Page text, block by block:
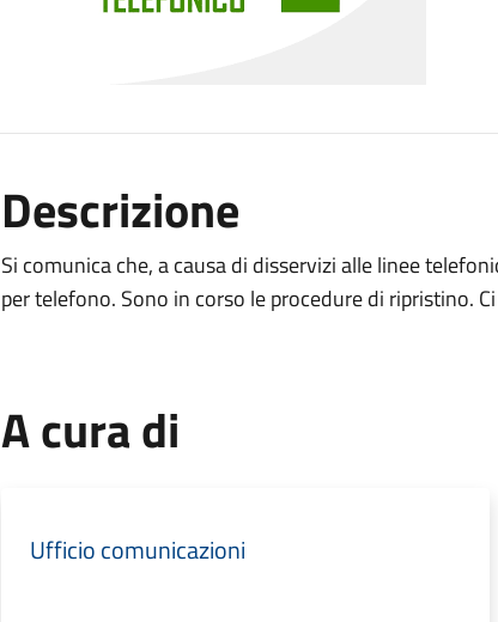
Descrizione
Si comunica che, a causa di disservizi alle linee
per telefono. Sono in corso le procedure di ripristino.
A cura di
Ufficio comunicazioni